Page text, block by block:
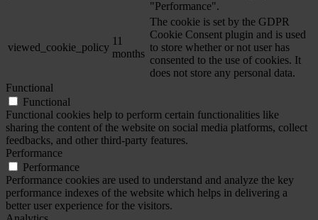
"Performance".
viewed_cookie_policy
11
months
The cookie is set by the GDPR
Cookie Consent plugin and is used
to store whether or not user has
consented to the use of cookies. It
does not store any personal data.
Functional
Functional
Functional cookies help to perform certain functionalities like
sharing the content of the website on social media platforms, collect
feedbacks, and other third-party features.
Performance
Performance
Performance cookies are used to understand and analyze the key
performance indexes of the website which helps in delivering a
better user experience for the visitors.